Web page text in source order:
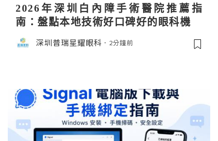
2026年深圳白內障手術醫院推薦指
南：盤點本地技術好口碑好的眼科機構
深圳普瑞星耀眼科 2分鐘前